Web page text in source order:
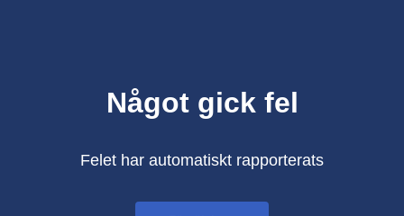
Något gick fel
Felet har automatiskt rapporterats